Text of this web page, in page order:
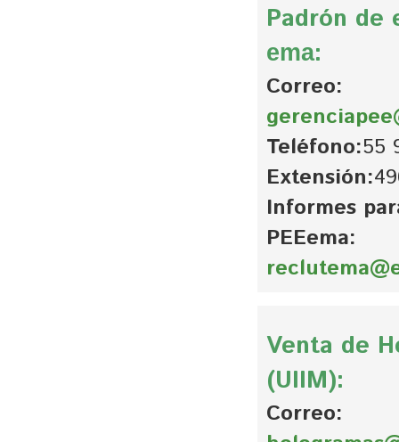
Padrón de
ema:
Correo:
Teléfono:55
Extensión:
Informes
PEEema:
Venta de
(UIIM):
Correo: